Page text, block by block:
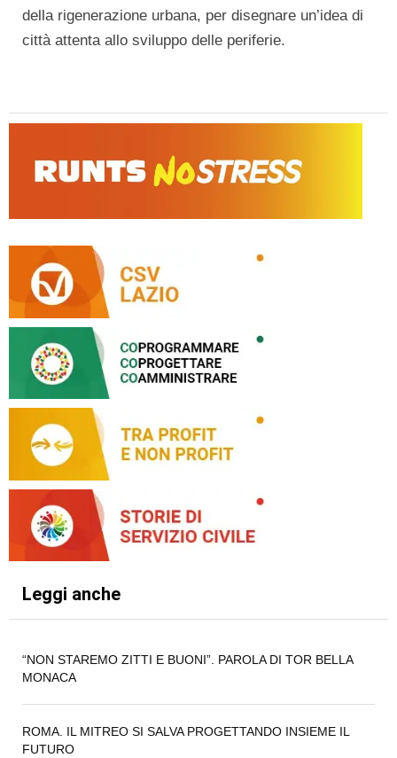
della rigenerazione urbana, per disegnare un’idea di
città attenta allo sviluppo delle periferie.
Leggi anche
“NON STAREMO ZITTI E BUONI”. PAROLA DI TOR BELLA
MONACA
ROMA. IL MITREO SI SALVA PROGETTANDO INSIEME IL
FUTURO